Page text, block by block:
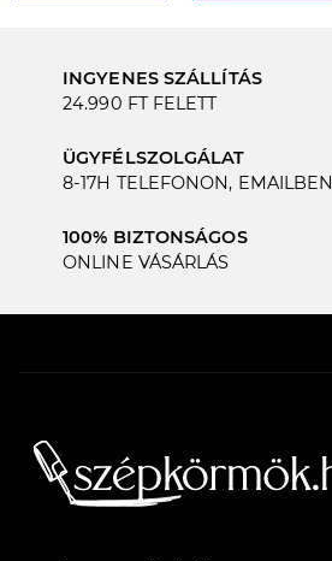
INGYENES SZÁLLÍTÁS
24.990 FT FELETT
ÜGYFÉLSZOLGÁLAT
8-17H TELEFONON, EMAILBEN
100% BIZTONSÁGOS
ONLINE VÁSÁRLÁS